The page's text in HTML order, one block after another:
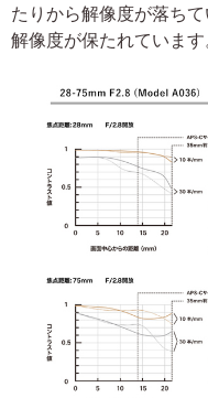
たりから解像度が落ち
解像度が保たれています